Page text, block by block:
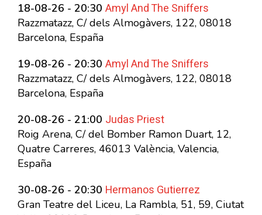
18-08-26 - 20:30 Amyl And The Sniffers
Razzmatazz, C/ dels Almogàvers, 122, 08018
Barcelona, España
19-08-26 - 20:30 Amyl And The Sniffers
Razzmatazz, C/ dels Almogàvers, 122, 08018
Barcelona, España
20-08-26 - 21:00 Judas Priest
Roig Arena, C/ del Bomber Ramon Duart, 12,
Quatre Carreres, 46013 València, Valencia,
España
30-08-26 - 20:30 Hermanos Gutierrez
Gran Teatre del Liceu, La Rambla, 51, 59, Ciutat